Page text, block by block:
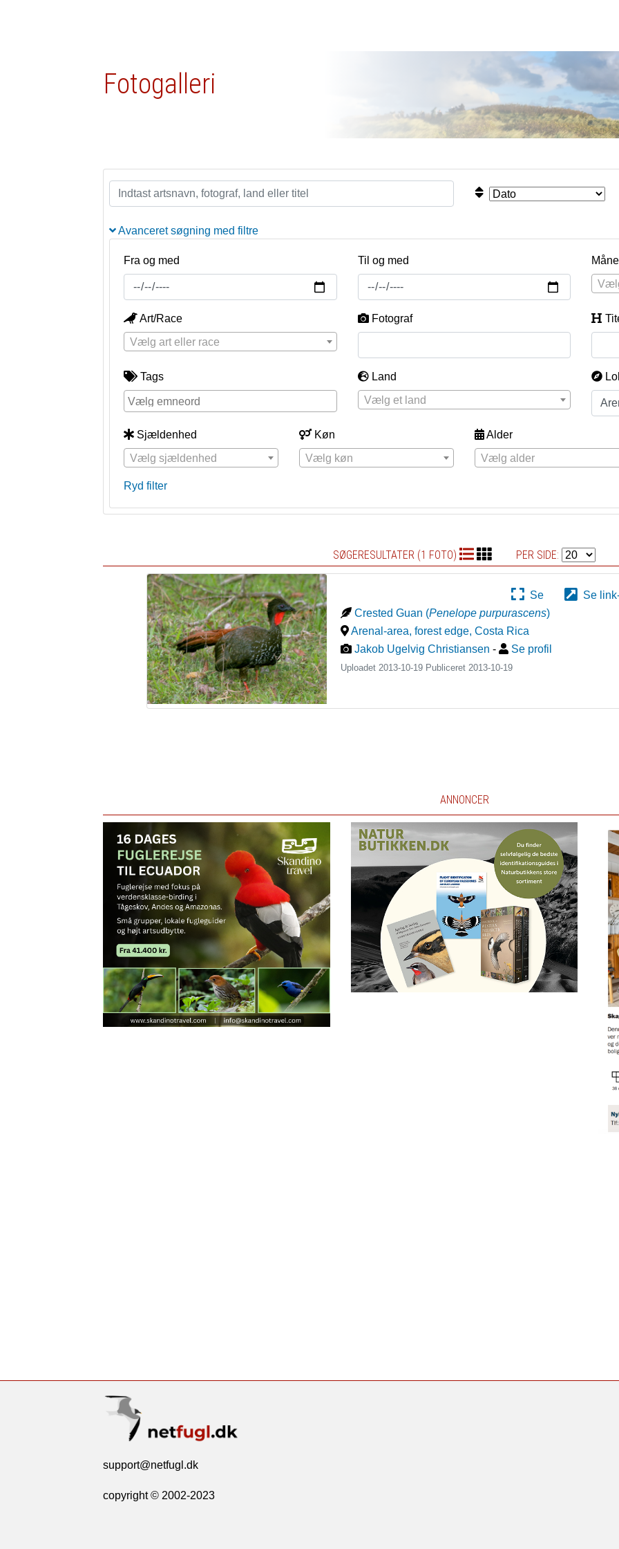
Fotogalleri
Avanceret søgning med filtre
Fra og med Til og med
Art/Race
Vælg art eller race
Fotograf
Tags
Land
Vælg et land
Sjældenhed
Vælg sjældenhed
Køn
Vælg køn
Alder
Vælg alder
Ryd filter
SØGERESULTATER (1 FOTO) PER SIDE:
Se
Se
Crested Guan (Penelope purpurascens)
Arenal-area, forest edge,Costa Rica
Jakob Ugelvig Christiansen - Se profil
Uploadet 2013-10-19 Publiceret2013-10-19
ANNONCER
support@netfugl.dk
copyright © 2002-2023